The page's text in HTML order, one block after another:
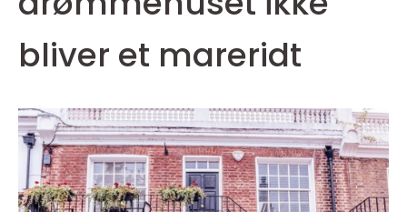
bliver et mareridt